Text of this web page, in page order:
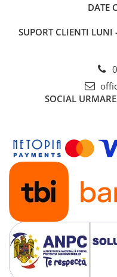
DATE
SUPORT CLIENTI LUNI
SOCIAL